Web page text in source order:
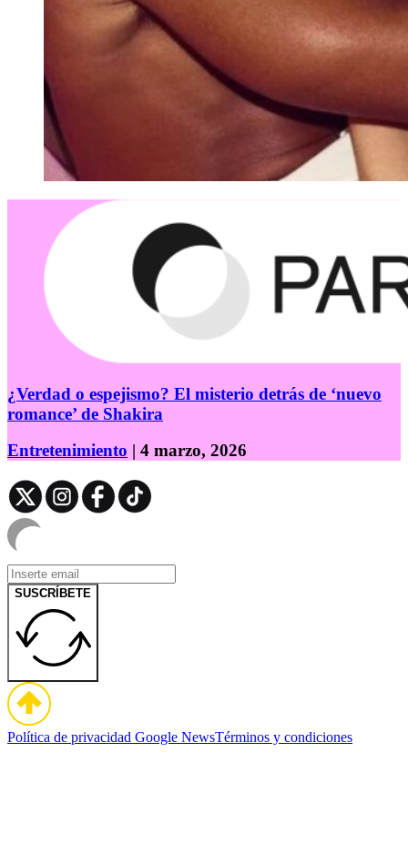
¿Verdad o espejismo? El misterio detrás de ‘nuevo
romance’ de Shakira
Entretenimiento | 4 marzo, 2026
SUSCRÍBETE
Política de privacidad Google NewsTérminos y condiciones